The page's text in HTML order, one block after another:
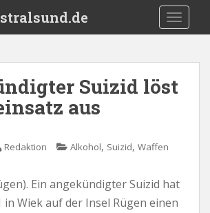
Suizid löst
aus
Redaktion Alkohol, Suizid, Waffen
Ein angekündigter Suizid hat
in Wiek auf der Insel Rügen einen